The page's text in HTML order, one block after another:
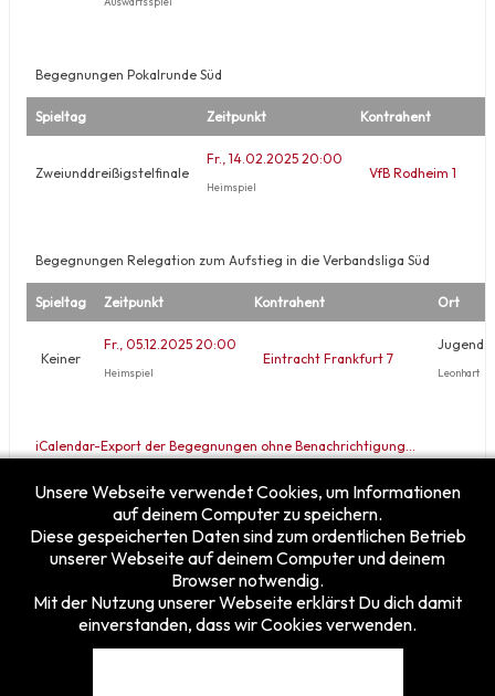
Begegnungen Pokalrunde Süd
Spieltag Zeitpunkt Kontrahent
Zweiunddreißigstelfinale
Fr., 14.02.2025 20:00
Heimspiel
VfB Rodheim 1
Begegnungen Relegation zum Aufstieg in die Verbandsliga Süd
Spieltag Zeitpunkt Kontrahent Ort
Keiner
Fr., 05.12.2025 20:00
Heimspiel
Eintracht Frankfurt 7
Leonhart
iCalendar-Export der Begegnungen ohne Benachrichtigung…
vorher)…
Besucherzähler
Heute
15
Unsere Webseite verwendet Cookies, um Informationen
auf deinem Computer zu speichern.
Diese gespeicherten Daten sind zum ordentlichen Betrieb
unserer Webseite auf deinem Computer und deinem
Browser notwendig.
Mit der Nutzung unserer Webseite erklärst Du dich damit
einverstanden, dass wir Cookies verwenden.